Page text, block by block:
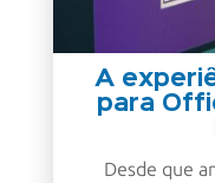
A
para
Desde que